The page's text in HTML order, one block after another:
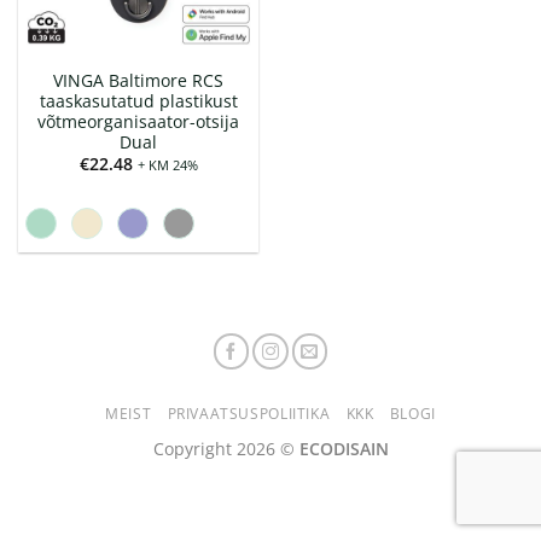
VINGA Baltimore RCS
taaskasutatud plastikust
võtmeorganisaator-otsija
Dual
€22.48 + KM 24%
MEIST PRIVAATSUSPOLIITIKA KKK BLOGI
Copyright 2026 © ECODISAIN